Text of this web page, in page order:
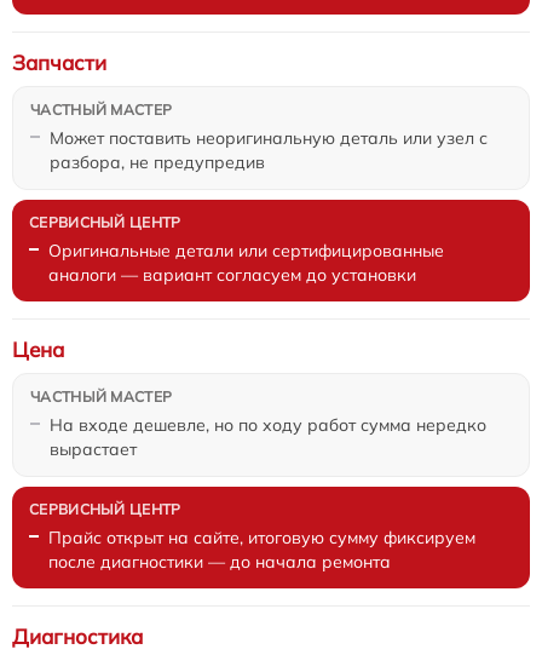
Может поставить неоригинальную деталь или узел с
разбора, не предупредив
Запчасти
Оригинальные детали или сертифицированные
аналоги — вариант согласуем до установки
На входе дешевле, но по ходу работ сумма нередко
вырастает
Цена
Прайс открыт на сайте, итоговую сумму фиксируем
после диагностики — до начала ремонта
Диагностика